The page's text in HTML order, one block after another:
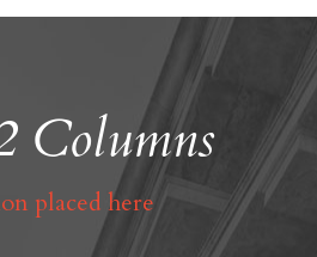
Columns
placed here